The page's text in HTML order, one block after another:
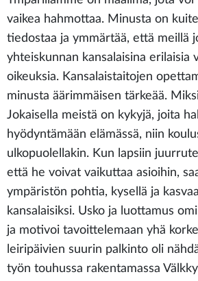
vaikea hahmottaa. Minusta on
tiedostaa ja ymmärtää, että meillä
yhteiskunnan kansalaisina erilaisia
oikeuksia. Kansalaistaitojen
minusta äärimmäisen tärkeää.
Jokaisella meistä on kykyjä, joita
hyödyntämään elämässä, niin
ulkopuolellakin. Kun lapsiin
että he voivat vaikuttaa asioihin,
ympäristön pohtia, kysellä ja
kansalaisiksi. Usko ja luottamus
ja motivoi tavoittelemaan yhä
leiripäivien suurin palkinto oli
työn touhussa rakentamassa